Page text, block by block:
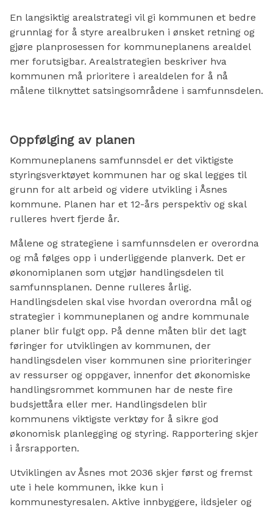
En langsiktig arealstrategi vil gi kommunen et bedre
grunnlag for å styre arealbruken i ønsket retning og
gjøre planprosessen for kommuneplanens arealdel
mer forutsigbar. Arealstrategien beskriver hva
kommunen må prioritere i arealdelen for å nå
målene tilknyttet satsingsområdene i samfunnsdelen.
Oppfølging av planen
Kommuneplanens samfunnsdel er det viktigste
styringsverktøyet kommunen har og skal legges til
grunn for alt arbeid og videre utvikling i Åsnes
kommune. Planen har et 12-års perspektiv og skal
rulleres hvert fjerde år.
Målene og strategiene i samfunnsdelen er overordna
og må følges opp i underliggende planverk. Det er
økonomiplanen som utgjør handlingsdelen til
samfunnsplanen. Denne rulleres årlig.
Handlingsdelen skal vise hvordan overordna mål og
strategier i kommuneplanen og andre kommunale
planer blir fulgt opp. På denne måten blir det lagt
føringer for utviklingen av kommunen, der
handlingsdelen viser kommunen sine prioriteringer
av ressurser og oppgaver, innenfor det økonomiske
handlingsrommet kommunen har de neste fire
budsjettåra eller mer. Handlingsdelen blir
kommunens viktigste verktøy for å sikre god
økonomisk planlegging og styring. Rapportering skjer
i årsrapporten.
Utviklingen av Åsnes mot 2036 skjer først og fremst
ute i hele kommunen, ikke kun i
kommunestyresalen. Aktive innbyggere, ildsjeler og